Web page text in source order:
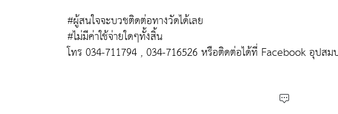
#ผู้สนใจจะบวชติดต่อทางวัดได้เลย
#ไม่มีค่าใช้จ่ายใดๆทั้งสิ้น
โทร 034-711794 , 034-716526 หรือติดต่อได้ที่ Facebook อุปส